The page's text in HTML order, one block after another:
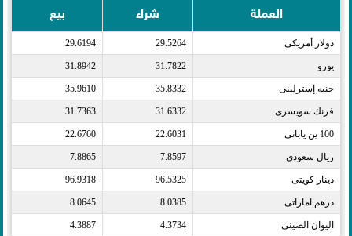
العملة شراء بيع
دولار أمريكى​ 29.5264
29.6194
يورو​ 31.7822
31.8942
جنيه إسترلينى​ 35.8332
35.9610
فرنك سويسرى​ 31.6332
31.7363
100 ين يابانى​ 22.6031
22.6760
ريال سعودى​ 7.8597
7.8865
دينار كويتى​ 96.5325
96.9318
درهم اماراتى​ 8.0385
8.0645
اليوان الصينى​ 4.3734
4.3887